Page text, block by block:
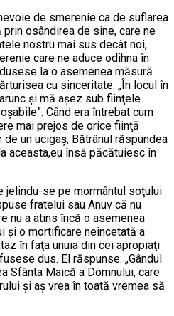
de smerenie ca de suflarea
osândirea de sine, care ne
nostru mai sus decât noi,
care ne aduce odihna în
la o asemenea măsură
cu sinceritate: „În locul în
şi mă aşez sub fiinţele
Când era întrebat cum
mai prejos de orice fiinţă
un ucigaş, Bătrânul răspundea
aceasta,eu însă păcătuiesc în
se pe mormântul soţului
fratelui sau Anuv că nu
nu a atins încă o asemenea
şi o mortificare neîncetată a
în faţa unuia din cei apropiaţi
dus. El răspunse: „Gândul
Sfânta Maică a Domnului, care
şi aş vrea în toată vremea să